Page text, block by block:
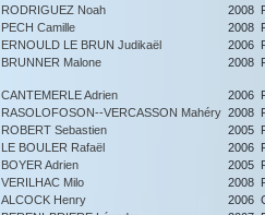
RODRIGUEZ Noah 2008
PECH Camille 2008
ERNOULD LE BRUN Judikaël 2006
BRUNNER Malone 2008
CANTEMERLE Adrien 2006
RASOLOFOSON--VERCASSON Mahéry 2008
ROBERT Sebastien 2005
LE BOULER Rafaël 2006
BOYER Adrien 2005
VERILHAC Milo 2008
ALCOCK Henry 2006